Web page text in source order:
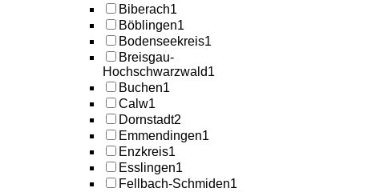
Biberach1
Böblingen1
Bodenseekreis1
Breisgau-
Hochschwarzwald1
Buchen1
Calw1
Dornstadt2
Emmendingen1
Enzkreis1
Esslingen1
Fellbach-Schmiden1